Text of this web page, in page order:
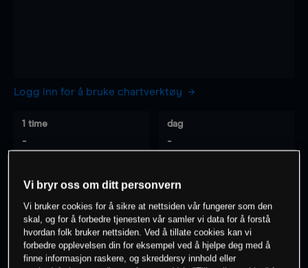
Logg inn for å bruke chartverktøy
1 time
-
dag
-
7 dager
-
30 dager
-
0% av kunder erpå dette instrumentet
Vi bryr oss om ditt personvern
Vi bruker cookies for å sikre at nettsiden vår fungerer som den
skal, og for å forbedre tjenesten vår samler vi data for å forstå
hvordan folk bruker nettsiden. Ved å tillate cookies kan vi
forbedre opplevelsen din for eksempel ved å hjelpe deg med å
finne informasjon raskere, og skreddersy innhold eller